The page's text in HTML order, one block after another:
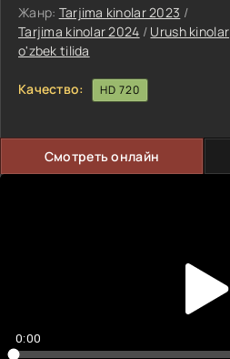
Жанр: Tarjima kinolar 2023 /
Tarjima kinolar 2024 / Urush kinolar
o'zbek tilida
Качество: HD 720
Смотреть онлайн
0:00